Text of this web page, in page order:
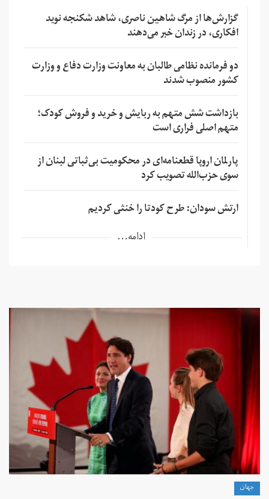
گزارش‌ها از مرگ شاهین ناصری، شاهد شکنجه نوید
افکاری، در زندان خبر می‌دهند
دو فرمانده نظامی طالبان به معاونت وزارت دفاع و وزارت
کشور منصوب شدند
بازداشت شش متهم به ربایش و خرید و فروش کودک؛
متهم اصلی فراری است
پارلمان اروپا قطعنامه‌ای در محکومیت بی‌ثباتی لبنان از
سوی حزب‌الله تصویب کرد
ارتش سودان: طرح کودتا را خنثی کردیم
ادامه...
جهان